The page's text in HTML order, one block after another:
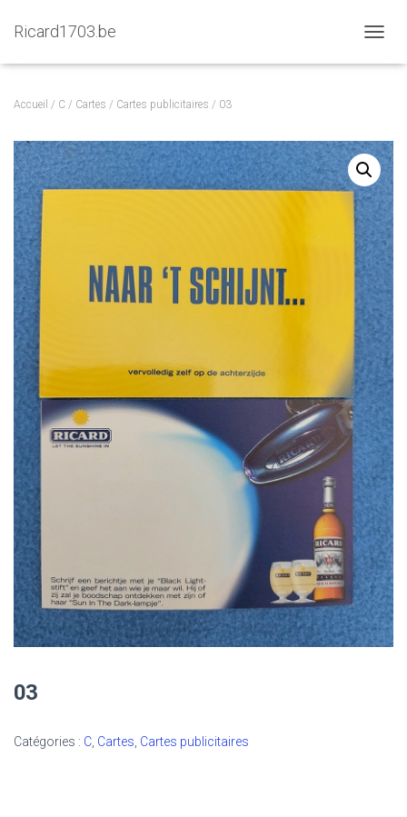
Ricard1703.be
É
R
L
A
N
A
V
I
G
A
T
I
O
N
Accueil / C / Cartes / Cartes publicitaires / 03
03
Catégories : C Cartes Cartes publicitaires